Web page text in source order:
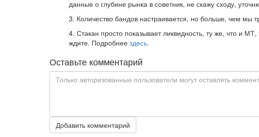
данные о глубине рынка в советник, не скажу сходу,
3. Количество бандов настраивается, но больше, чем мы
4. Стакан просто показывает ликвидность, ту же, что и
ждите. Подробнее здесь.
Оставьте комментарий
Добавить комментарий